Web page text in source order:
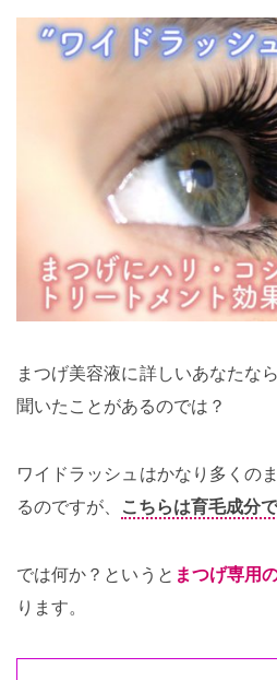
まつげ美容液に詳しいあなたな
聞いたことがあるのでは？
ワイドラッシュはかなり多くの
るのですが、 こちらは育毛成分
では何か？というと まつげ専用
ります。